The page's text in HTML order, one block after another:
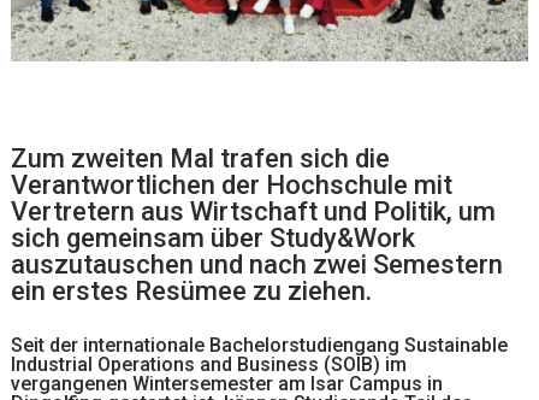
Zum zweiten Mal trafen sich die
Verantwortlichen der Hochschule mit
Vertretern aus Wirtschaft und Politik, um
sich gemeinsam über Study&Work
auszutauschen und nach zwei Semestern
ein erstes Resümee zu ziehen.
Seit der internationale Bachelorstudiengang Sustainable
Industrial Operations and Business (SOIB) im
vergangenen Wintersemester am Isar Campus in